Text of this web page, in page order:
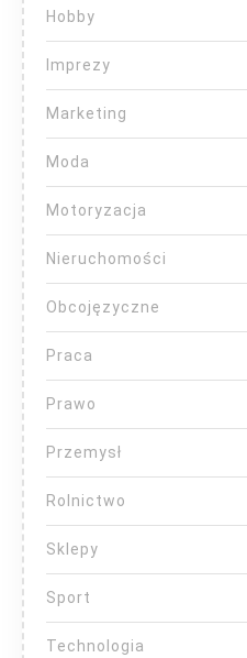
Hobby
Imprezy
Marketing
Moda
Motoryzacja
Nieruchomości
Obcojęzyczne
Praca
Prawo
Przemysł
Rolnictwo
Sklepy
Sport
Technologia